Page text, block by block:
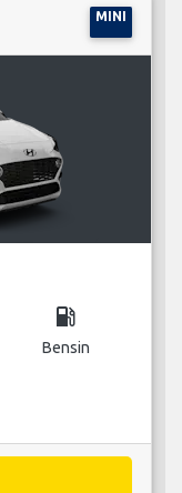
MINI
local_gas_station
Bensin